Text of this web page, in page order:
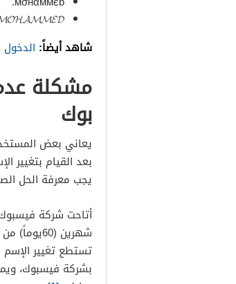
شاهد أيضاً:
مشكلة
بوك
يعاني بعض
بعد القيام بتغيير
يجب معرفة الحل
أتاحت شركة
شهرين
تستطع تغيير
بشركة فيسبوك،